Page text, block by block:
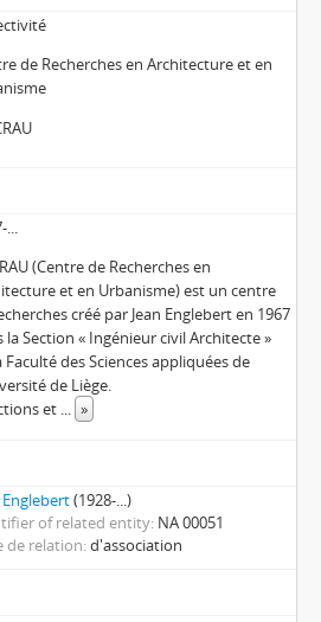
de Recherches en Architecture et en
...
(Centre de Recherches en
et en Urbanisme) est un centre
créé par Jean Englebert en 1967
la Section « Ingénieur civil Architecte »
Faculté des Sciences appliquées de
de Liège.
et ... »
Englebert(1928-...)
of related entity NA 00051
de relation d'association